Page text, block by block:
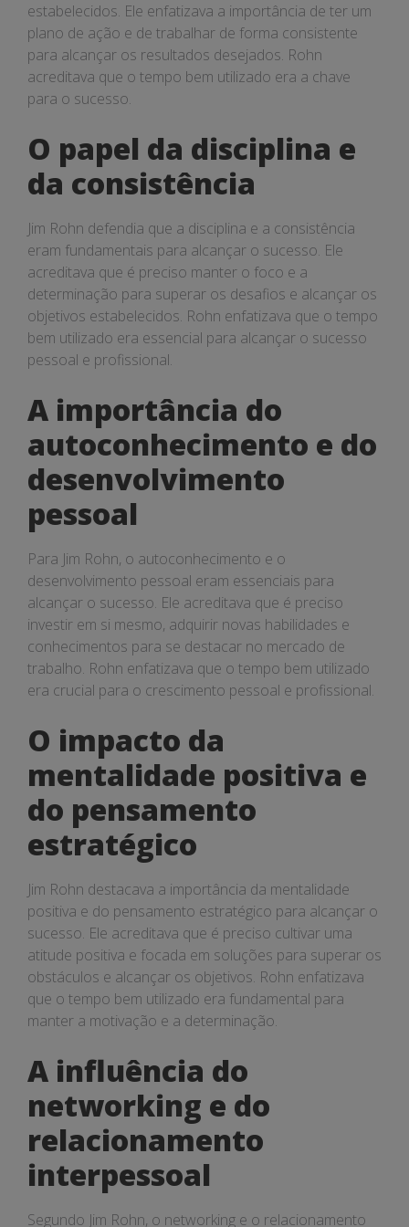
estabelecidos. Ele enfatizava a importância de ter um
plano de ação e de trabalhar de forma consistente
para alcançar os resultados desejados. Rohn
acreditava que o tempo bem utilizado era a chave
para o sucesso.
O papel da disciplina e
da consistência
Jim Rohn defendia que a disciplina e a consistência
eram fundamentais para alcançar o sucesso. Ele
acreditava que é preciso manter o foco e a
determinação para superar os desafios e alcançar os
objetivos estabelecidos. Rohn enfatizava que o tempo
bem utilizado era essencial para alcançar o sucesso
pessoal e profissional.
A importância do
autoconhecimento e do
desenvolvimento
pessoal
Para Jim Rohn, o autoconhecimento e o
desenvolvimento pessoal eram essenciais para
alcançar o sucesso. Ele acreditava que é preciso
investir em si mesmo, adquirir novas habilidades e
conhecimentos para se destacar no mercado de
trabalho. Rohn enfatizava que o tempo bem utilizado
era crucial para o crescimento pessoal e profissional.
O impacto da
mentalidade positiva e
do pensamento
estratégico
Jim Rohn destacava a importância da mentalidade
positiva e do pensamento estratégico para alcançar o
sucesso. Ele acreditava que é preciso cultivar uma
atitude positiva e focada em soluções para superar os
obstáculos e alcançar os objetivos. Rohn enfatizava
que o tempo bem utilizado era fundamental para
manter a motivação e a determinação.
A influência do
networking e do
relacionamento
interpessoal
Segundo Jim Rohn, o networking e o relacionamento